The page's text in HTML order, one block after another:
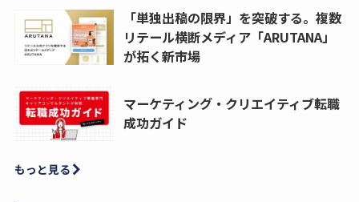
「単独出稿の限界」を突破する。複数
リテール横断メディア「ARUTANA」
が拓く新市場
マーケティング・クリエイティブ転職
成功ガイド
もっと見る